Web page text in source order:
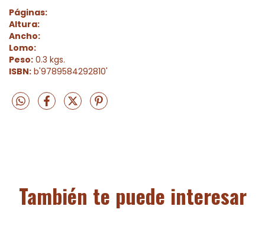
Páginas:
Altura:
Ancho:
Lomo:
Peso: 0.3 kgs.
ISBN: b'9789584292810'
También te puede interesar